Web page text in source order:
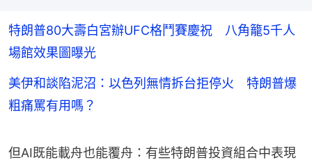
特朗普80大壽白宮辦UFC格鬥賽慶祝 八角籠5千人
場館效果圖曝光
美伊和談陷泥沼：以色列無情拆台拒停火 特朗普爆
粗痛罵有用嗎？
但AI既能載舟也能覆舟：有些特朗普投資組合中表現